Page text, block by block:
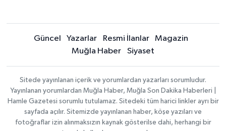
Güncel Yazarlar Resmi İlanlar
Magazin
Muğla Haber
Siyaset
Sitede yayınlanan içerik ve yorumlardan yazarları sorumludur.
Yayınlanan yorumlardan Muğla Haber, Muğla Son Dakika Haberleri |
Hamle Gazetesi sorumlu tutulamaz. Sitedeki tüm harici linkler ayrı bir
sayfada açılır. Sitemizde yayınlanan haber, köşe yazıları ve
fotoğraflar izin alınmaksızın kaynak gösterilse dahi, herhangi bir